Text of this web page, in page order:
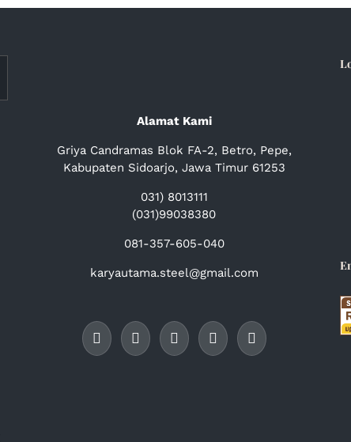
Alamat Kami
Griya Candramas Blok FA-2, Betro, Pepe,
Kabupaten Sidoarjo, Jawa Timur 61253
031) 8013111
(031)99038380
081-357-605-040
karyautama.steel@gmail.com